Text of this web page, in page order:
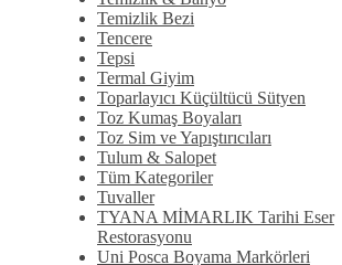
Temizlik Bezi
Tencere
Tepsi
Termal Giyim
Toparlayıcı Küçültücü Sütyen
Toz Kumaş Boyaları
Toz Sim ve Yapıştırıcıları
Tulum & Salopet
Tüm Kategoriler
Tuvaller
TYANA MİMARLIK Tarihi Eser
Restorasyonu
Uni Posca Boyama Markörleri